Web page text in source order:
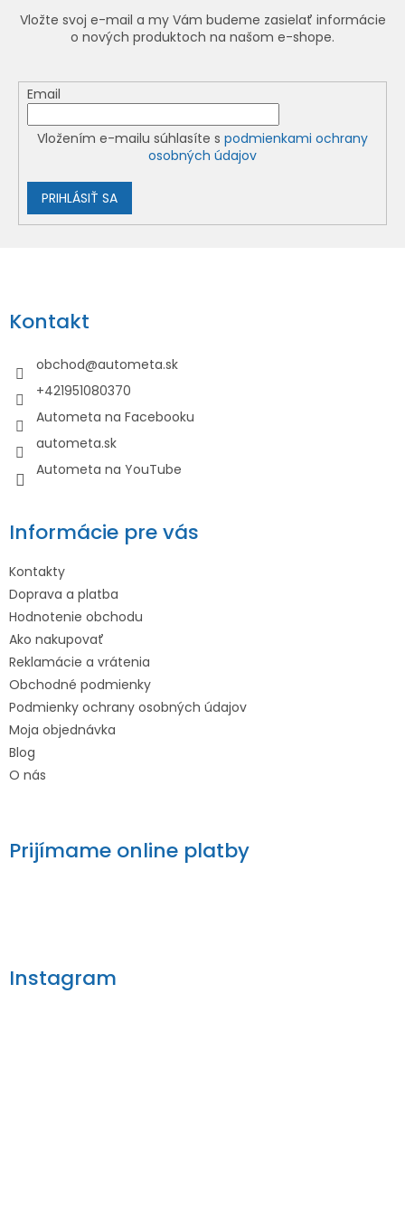
Vložte svoj e-mail a my Vám budeme zasielať informácie
o nových produktoch na našom e-shope.
Email
Vložením e-mailu súhlasíte s podmienkami ochrany
osobných údajov
PRIHLÁSIŤ SA
p
äKontakt
obchod@autometa.sk
+421951080370
Autometa na Facebooku
autometa.sk
Autometa na YouTube
Informácie pre vás
Kontakty
Doprava a platba
Hodnotenie obchodu
Ako nakupovať
Reklamácie a vrátenia
Obchodné podmienky
Podmienky ochrany osobných údajov
Moja objednávka
Blog
O nás
Prijímame online platby
Instagram